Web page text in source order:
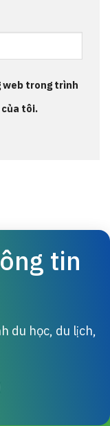
web trong trình
tôi.
tin
du học, du lịch,